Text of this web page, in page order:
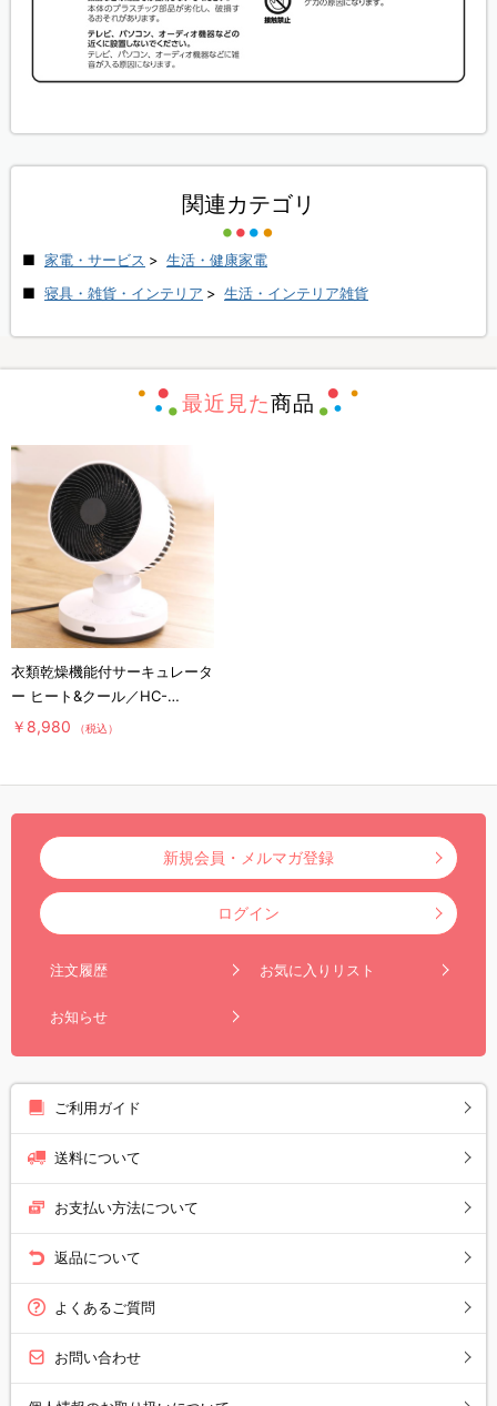
関連カテゴリ
家電・サービス > 生活・健康家電
寝具・雑貨・インテリア > 生活・インテリア雑貨
最近見た商品
衣類乾燥機能付サーキュレータ
ー ヒート&クール／HC-
T2494WH
￥8,980 （税込）
新規会員・メルマガ登録
ログイン
注文履歴 お気に入りリスト
お知らせ
ご利用ガイド
送料について
お支払い方法について
返品について
よくあるご質問
お問い合わせ